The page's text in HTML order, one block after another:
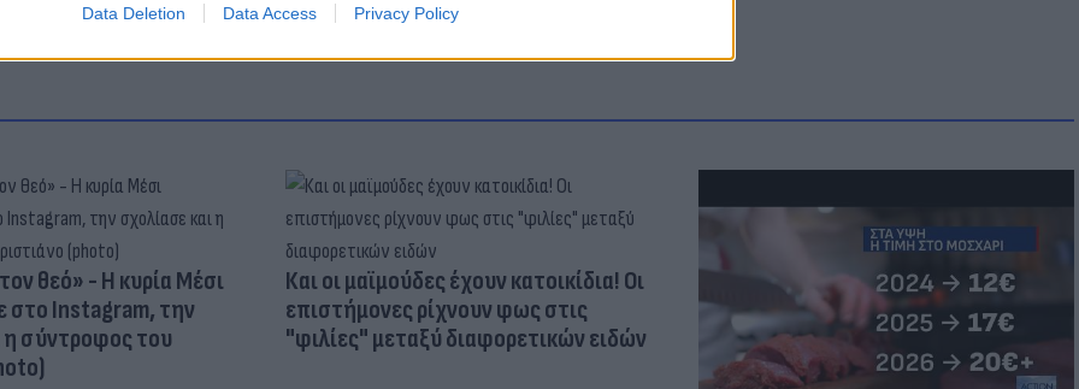
Data Deletion Data Access Privacy Policy
θεό» - Η κυρία Μέσι
στο Instagram, την
η σύντροφος του
Και οι μαϊμούδες έχουν κατοικίδια! Οι
επιστήμονες ρίχνουν φως στις
"φιλίες" μεταξύ διαφορετικών ειδών